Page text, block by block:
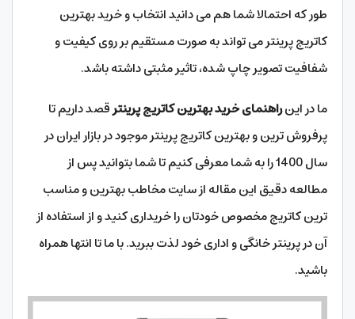
طور که احتمالا شما هم می دانید انتخاب و خرید بهترین
کاتریج پرینتر می تواند به صورت مستقیم بر روی کیفیت و
شفافیت تصویر چاپ شده، تاثیر مثبتی داشته باشد.
ما در اینراهنمای خرید بهترین کاتریج پرینترقصد داریم تا
پرفروش ترین و بهترین کاتریج پرینتر موجود در بازار ایران در
سال 1400 را به شما معرفی کنیم تا شما بتوانید پس از
مطالعه دقیق این مقاله از سایت مخاطب بهترین و مناسب
ترین کاتریج مخصوص خودتان را خریداری کنید و از استفاده از
آن در پرینتر خانگی و اداری خود لذت ببرید. با ما تا انتها همراه
باشید.